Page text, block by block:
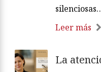
Leer más
La